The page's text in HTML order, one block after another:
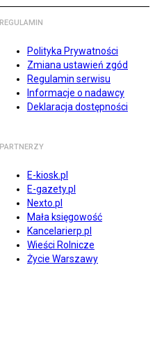
REGULAMIN
Polityka Prywatności
Zmiana ustawień zgód
Regulamin serwisu
Informacje o nadawcy
Deklaracja dostępności
PARTNERZY
E-kiosk.pl
E-gazety.pl
Nexto.pl
Mała księgowość
Kancelarierp.pl
Wieści Rolnicze
Życie Warszawy